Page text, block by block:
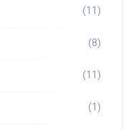
(11)
(8)
(11)
(1)